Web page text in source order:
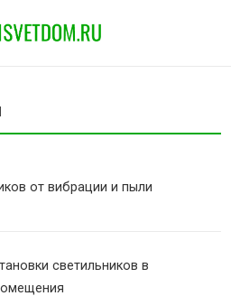
от вибрации и пыли
светильников в